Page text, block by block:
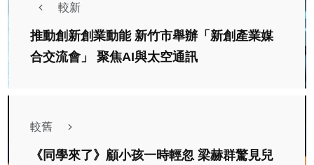
較新
推動創新創業動能 新竹市舉辦「新創產業媒
合交流會」 聚焦AI與太空通訊
較舊
《同學來了》顧小孩一時輕忽 梁赫群驚見兒